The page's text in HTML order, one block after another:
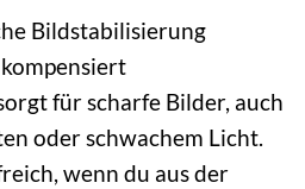
Bildstabilisierung
für scharfe Bilder, auch
oder schwachem Licht.
wenn du aus der